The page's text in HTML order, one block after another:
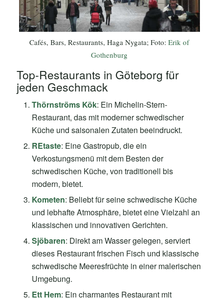
Cafés, Bars, Restaurants, Haga Nygata; Foto:Erik of
Gothenburg
Top-Restaurants in Göteborg für
jeden Geschmack
Thörnströms Kök: Ein Michelin-Stern-
Restaurant, das mit moderner schwedischer
Küche und saisonalen Zutaten beeindruckt.
REtaste: Eine Gastropub, die ein
Verkostungsmenü mit dem Besten der
schwedischen Küche, von traditionell bis
modern, bietet.
Kometen: Beliebt für seine schwedische Küche
und lebhafte Atmosphäre, bietet eine Vielzahl an
klassischen und innovativen Gerichten.
Sjöbaren: Direkt am Wasser gelegen, serviert
dieses Restaurant frischen Fisch und klassische
schwedische Meeresfrüchte in einer malerischen
Umgebung.
Ett Hem: Ein charmantes Restaurant mit